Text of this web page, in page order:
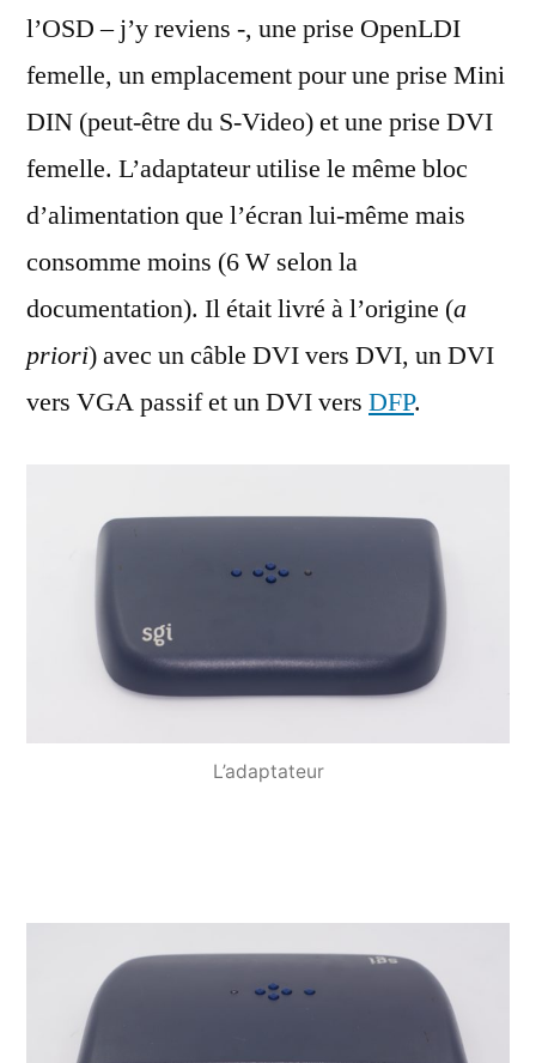
l’OSD – j’y reviens -, une prise OpenLDI
femelle, un emplacement pour une prise Mini
DIN (peut-être du S-Video) et une prise DVI
femelle. L’adaptateur utilise le même bloc
d’alimentation que l’écran lui-même mais
consomme moins (6 W selon la
documentation). Il était livré à l’origine (a
priori) avec un câble DVI vers DVI, un DVI
vers VGA passif et un DVI vers DFP.
L’adaptateur